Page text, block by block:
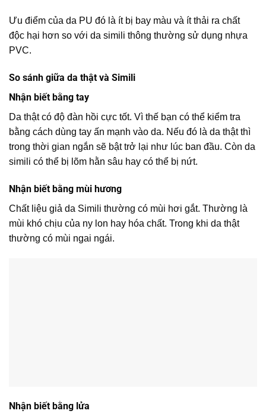
Ưu điểm của da PU đó là ít bị bay màu và ít thải ra chất
độc hại hơn so với da simili thông thường sử dụng nhựa
PVC.
So sánh giữa da thật và Simili
Nhận biết bằng tay
Da thật có độ đàn hồi cực tốt. Vì thế bạn có thể kiểm tra
bằng cách dùng tay ấn mạnh vào da. Nếu đó là da thật thì
trong thời gian ngắn sẽ bật trở lại như lúc ban đầu. Còn da
simili có thể bị lõm hằn sâu hay có thể bị nứt.
Nhận biết bằng mùi hương
Chất liệu giả da Simili thường có mùi hơi gắt. Thường là
mùi khó chịu của ny lon hay hóa chất. Trong khi da thật
thường có mùi ngai ngái.
Nhận biết bằng lửa